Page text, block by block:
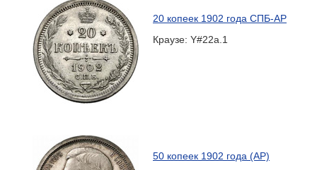
20 копеек 1902 года СПБ-АР
Краузе: Y#22a.1
50 копеек 1902 года (АР)